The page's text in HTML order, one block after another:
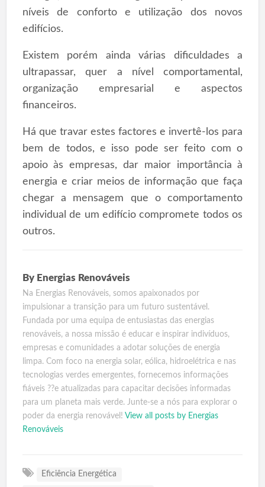
níveis de conforto e utilização dos novos
edifícios.
Existem porém ainda várias dificuldades a
ultrapassar, quer a nível comportamental,
organização empresarial e aspectos
financeiros.
Há que travar estes factores e invertê-los para
bem de todos, e isso pode ser feito com o
apoio às empresas, dar maior importância à
energia e criar meios de informação que faça
chegar a mensagem que o comportamento
individual de um edifício compromete todos os
outros.
By Energias Renováveis
Na Energias Renováveis, somos apaixonados por
impulsionar a transição para um futuro sustentável.
Fundada por uma equipa de entusiastas das energias
renováveis, a nossa missão é educar e inspirar indivíduos,
empresas e comunidades a adotar soluções de energia
limpa. Com foco na energia solar, eólica, hidroelétrica e nas
tecnologias verdes emergentes, fornecemos informações
fiáveis ??e atualizadas para capacitar decisões informadas
para um planeta mais verde. Junte-se a nós para explorar o
poder da energia renovável! View all posts by Energias
Renováveis
Eficiência Energética